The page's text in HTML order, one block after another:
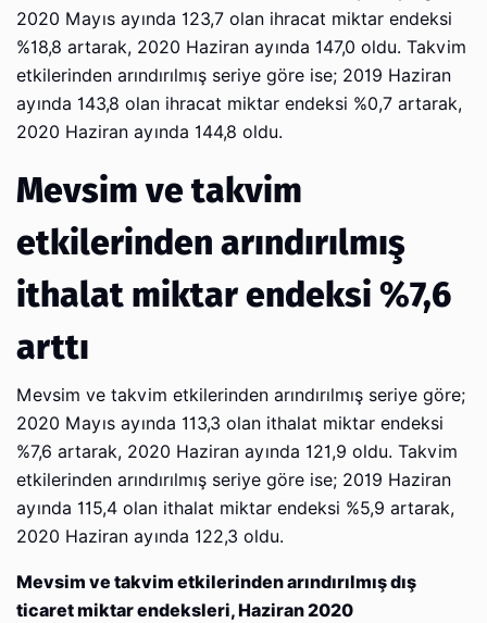
2020 Mayıs ayında 123,7 olan ihracat miktar endeksi
%18,8 artarak, 2020 Haziran ayında 147,0 oldu. Takvim
etkilerinden arındırılmış seriye göre ise; 2019 Haziran
ayında 143,8 olan ihracat miktar endeksi %0,7 artarak,
2020 Haziran ayında 144,8 oldu.
Mevsim ve takvim
etkilerinden arındırılmış
ithalat miktar endeksi %7,6
arttı
Mevsim ve takvim etkilerinden arındırılmış seriye göre;
2020 Mayıs ayında 113,3 olan ithalat miktar endeksi
%7,6 artarak, 2020 Haziran ayında 121,9 oldu. Takvim
etkilerinden arındırılmış seriye göre ise; 2019 Haziran
ayında 115,4 olan ithalat miktar endeksi %5,9 artarak,
2020 Haziran ayında 122,3 oldu.
Mevsim ve takvim etkilerinden arındırılmış dış
ticaret miktar endeksleri, Haziran 2020